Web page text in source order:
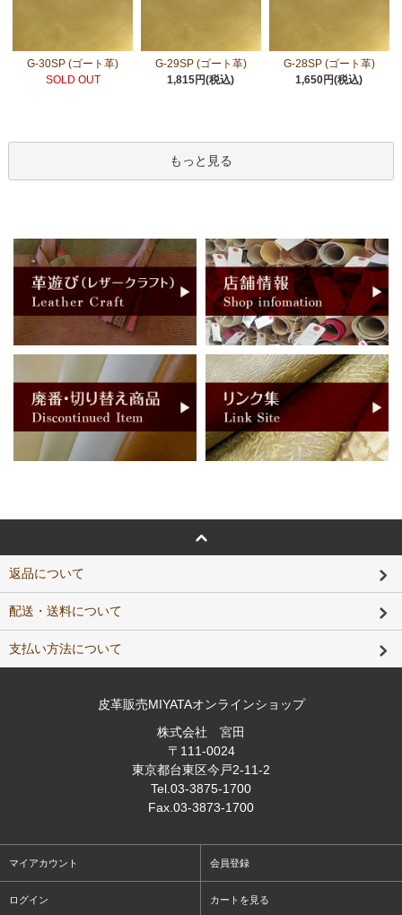
G-30SP (ゴート革)
SOLD OUT
G-29SP (ゴート革)
1,815円(税込)
G-28SP (ゴート革)
1,650円(税込)
もっと見る
返品について
配送・送料について
支払い方法について
皮革販売MIYATAオンラインショップ
株式会社 宮田
〒111-0024
東京都台東区今戸2-11-2
Tel .03-3875-1700
Fax .03-3873-1700
マイアカウント 会員登録
ログイン カートを見る